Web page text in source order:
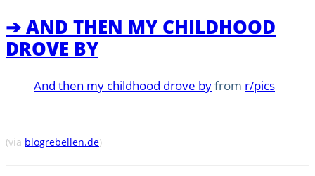
➔ AND THEN MY CHILDHOOD
DROVE BY
And then my childhood drove byfrom r/pics
(via blogrebellen.de)